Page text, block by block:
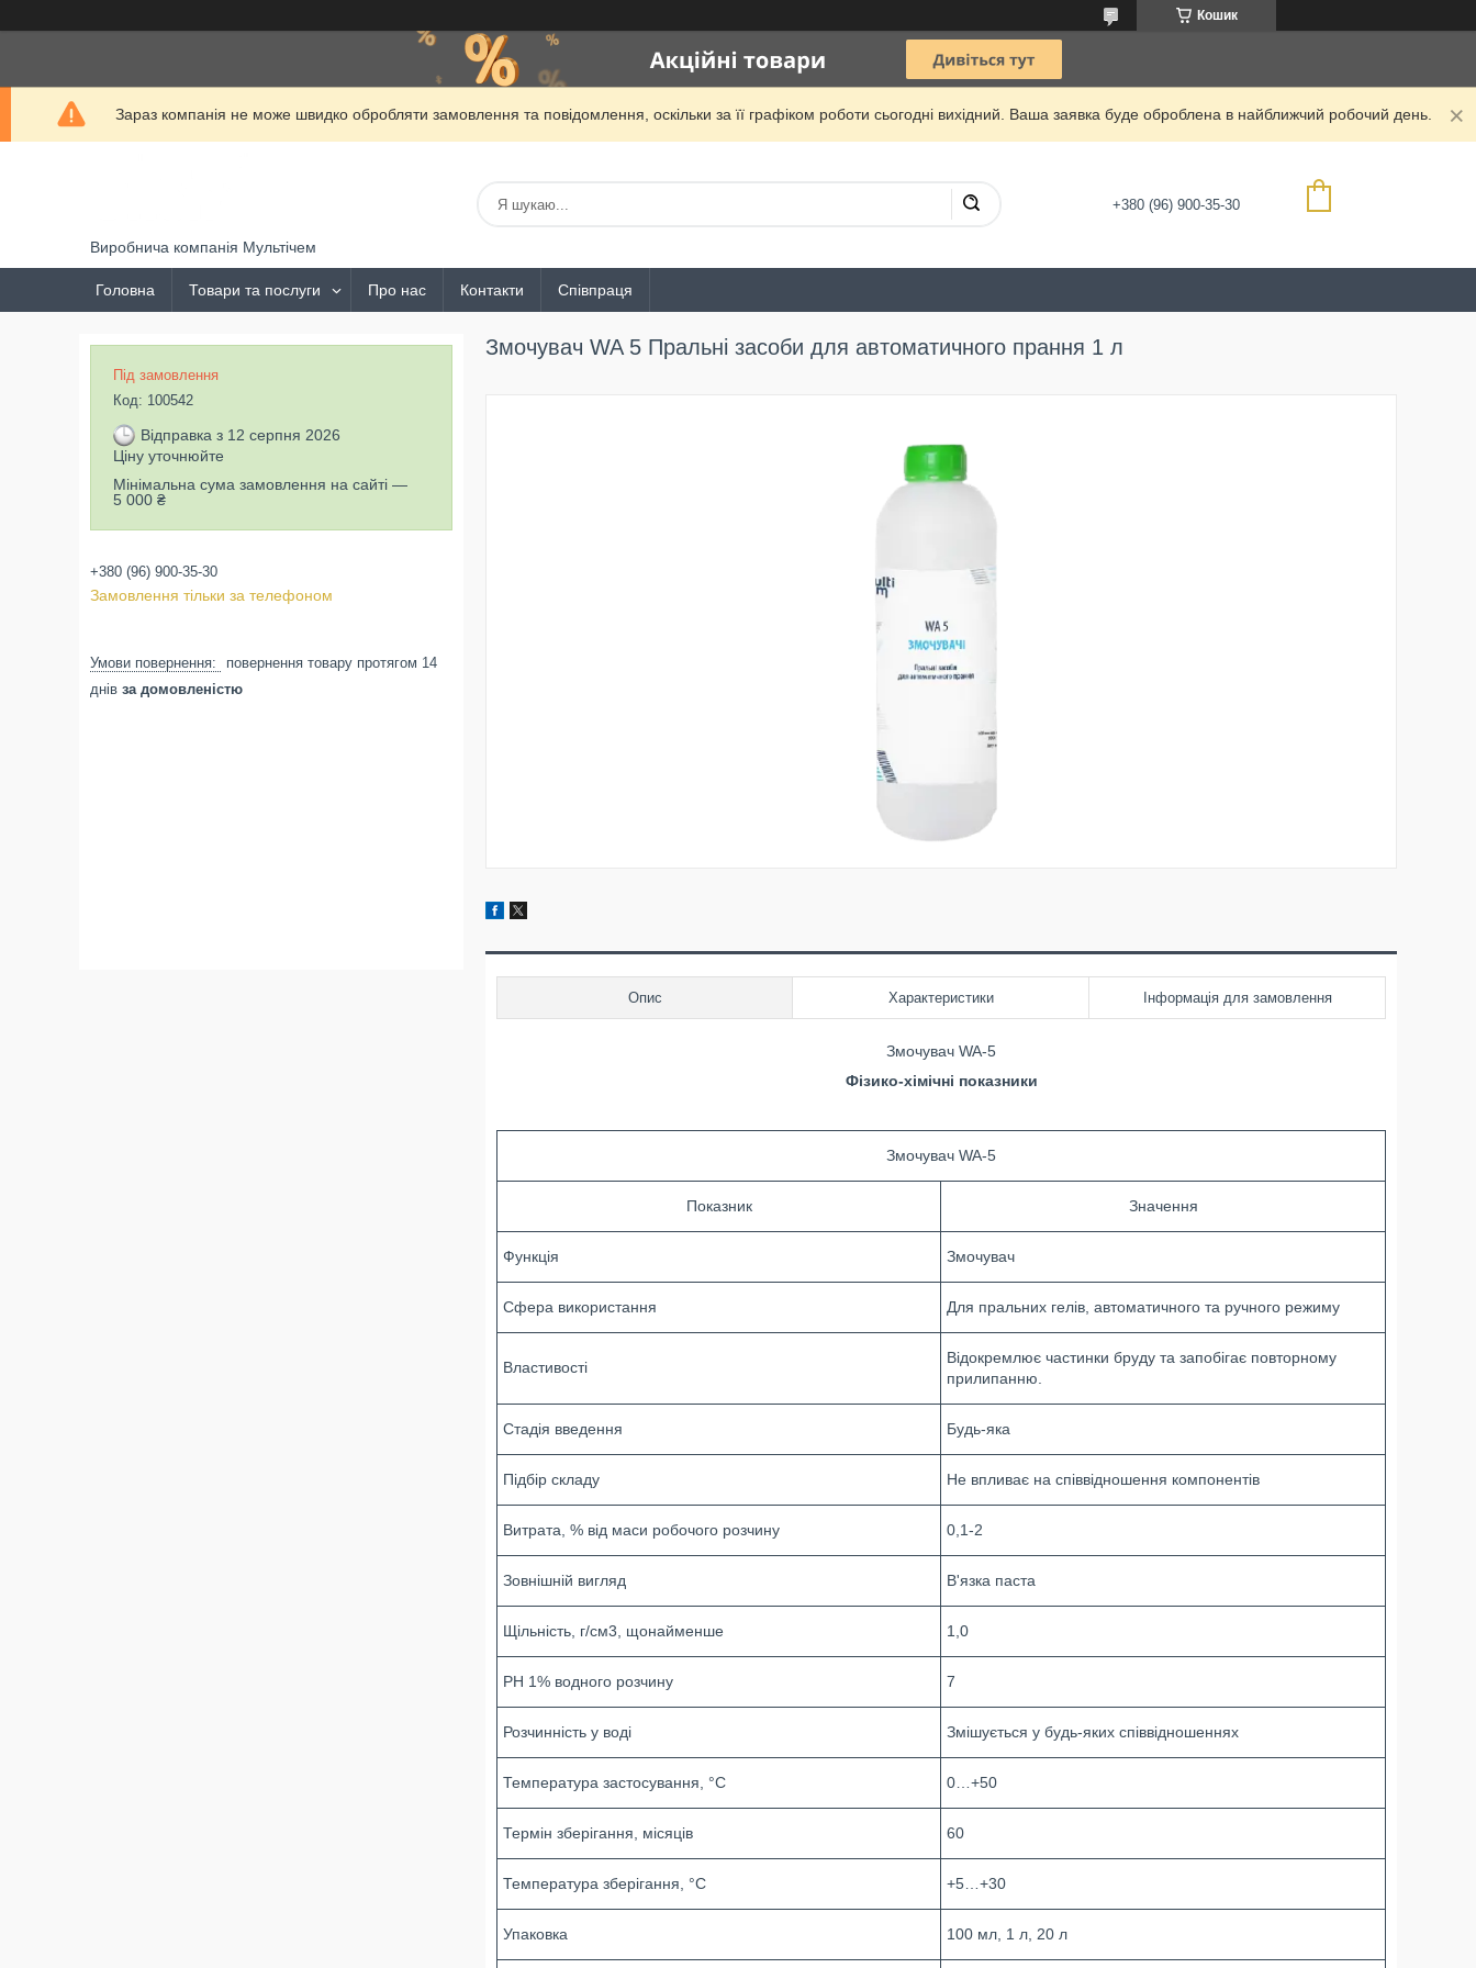
Кошик
Зараз компанія не може швидко обробляти замовлення та повідомлення, оскільки за її графіком роботи сьогодні вихідний. Ваша заявка буде оброблена в найближчий робочий день.
Виробнича компанія Мультічем
+380 (96) 900-35-30
Головна Товари та послуги Про нас Контакти Співпраця
Змочувач WA 5 Пральні засоби для автоматичного прання 1 л
Опис Характеристики Інформація для замовлення
Змочувач WA-5
Фізико-хімічні показники
Змочувач WA-5
Показник Значення
Функція Змочувач
Сфера використання Для пральних гелів, автоматичного та ручного режиму
Властивості
Відокремлює частинки бруду та запобігає повторному
прилипанню.
Стадія введення Будь-яка
Підбір складу Не впливає на співвідношення компонентів
Витрата, % від маси робочого розчину 0,1-2
Зовнішній вигляд В'язка паста
Щільність, г/см3, щонайменше 1,0
РН 1% водного розчину 7
Розчинність у воді Змішується у будь-яких співвідношеннях
Температура застосування, °С 0…+50
Термін зберігання, місяців 60
Температура зберігання, °С +5…+30
Упаковка 100 мл, 1 л, 20 л
Під замовлення
Код: 100542
Відправка з 12 серпня 2026
Ціну уточнюйте
Мінімальна сума замовлення на сайті —
5 000 ₴
+380 (96) 900-35-30
Замовлення тільки за телефоном
повернення товару протягом 14
днів за домовленістю